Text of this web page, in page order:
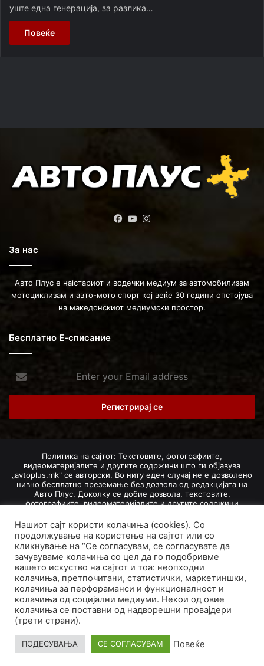
уште една генерација, за разлика…
Повеќе
Facebook
YouTube
За нас
Авто Плус е наістариот и водечки медиум за автомобилизам
мотоциклизам и авто-мото спорт кој веќе 30 години опстојува
на македонскиот медиумски простор.
Бесплатно Е-списание
your
Email
Политика на сајтот: Текстовите, фотографиите,
видеоматеријалите и другите содржини што ги објавува
„avtoplus.mk" се авторски. Во ниту еден случај не е дозволено
нивно бесплатно преземање без дозвола од редакцијата на
Авто Плус. Доколку се добие дозвола, текстовите,
фотографиите, видеоматеријалите и другите содржини
изворот и авторот со вметнување на директна интернет-врска
(линк) до оригиналната содржина на „avtoplus.mk". При
добивање на одобрување од редакцијата за превземање на
текст, може да се превземе само дел од новинарско дело
насловот, придружната фотографија (односно насловната
фотографија) и воведниот дел на текстот, познат како „лид".
Преземање содржини од „avtoplus.mk" надвор од овие услови
не е дозволено и подложи на санкционирање согласно
Законот за авторски и сродни права.
Developed by PROCESS IN. Hosted byGoHost.
Политика за приватност
Политика на колачиња
Нашиот сајт користи колачиња (cookies). Со
продолжување на користење на сајтот или со
кликнување на “Се согласувам, се согласувате да
зачувуваме колачиња со цел да го подобривме
вашето искуство на сајтот и тоа: неопходни
колачиња, претпочитани, статистички, маркетиншки,
колачиња за перфораманси и функционалност и
колачиња од социјални медиуми. Некои од овие
колачиња се поставни од надворешни провајдери
(трети страни).
ПОДЕСУВАЊА СЕ СОГЛАСУВАМ Повеќе